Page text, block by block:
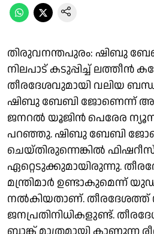
തിരുവനന്തപുരം: ഷിബു
നിലപാട് കടുപ്പിച്ച് ലത്തീൻ
തീരദേശവുമായി വലിയ
ഷിബു ബേബി ജോണെന്ന്
ജനറൽ യൂജിൻ പെരേര
പറഞ്ഞു. ഷിബു ബേബി
ചെയ്തിരുന്നെങ്കിൽ
ഏറ്റെടുക്കുമായിരുന്നു.
മന്ത്രിമാർ ഉണ്ടാകുമെന്ന്
നൽകിയതാണ്. തീരദേശത്ത്
ജനപ്രതിനിധികളുണ്ട്.
ബാങ്ക് മാത്രമായി കാണുന്ന